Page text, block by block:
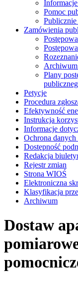
Pomoc
Zamówienia
Archiwum
Plany
Petycje
Procedura
Efektywność
Instrukcja
Informacje
Ochrona
Dostępność
Redakcja
Rejestr zmian
Strona WIOŚ
Elektroniczna
Klasyfikacja
Archiwum
Dostaw